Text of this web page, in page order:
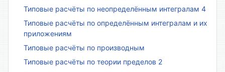
Типовые расчёты по неопределённым интегралам 4
Типовые расчёты по определённым интегралам и их
приложениям
Типовые расчёты по производным
Типовые расчёты по теории пределов 2